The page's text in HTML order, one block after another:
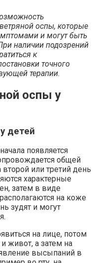
оспы, которые
и могут быть
наличии подозрений
к
точного
терапии.
оспы у
детей
появляется
общей
или третий день
характерные
затем в виде
на коже
зудят и могут
на лице, потом
живот, а затем на
высыпаний в